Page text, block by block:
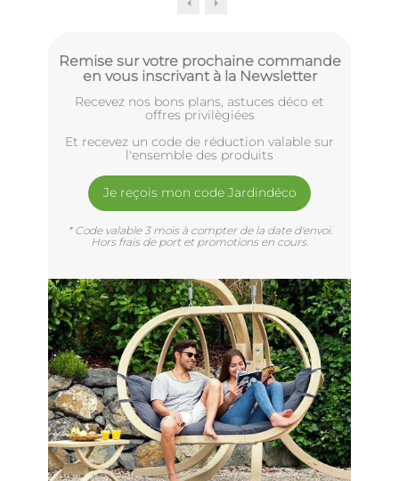
Remise sur votre prochaine commande
en vous inscrivant à la Newsletter
Recevez nos bons plans, astuces déco et
offres privilègiées
Et recevez un code de réduction valable sur
l'ensemble des produits
Je reçois mon code Jardindéco
* Code valable 3 mois à compter de la date d'envoi.
Hors frais de port et promotions en cours.